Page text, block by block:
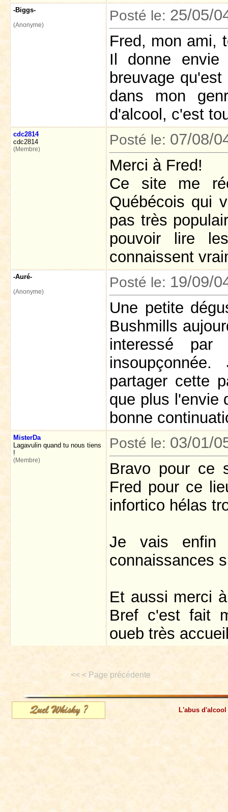
-Biggs-
(Anonyme)
Posté le: 25/05/
Fred, mon ami,
Il donne
breuvage
dans mon
d'alcool, c'est
cdc2814
cdc2814
(Membre)
Posté le: 07/08/
Merci à Fred!
Ce site me
Québécois qui
pas très
pouvoir lire
connaissent
-Auré-
(Anonyme)
Posté le: 19/09/
Une petite
Bushmills
interessé
partager cette
que plus l'envie
bonne
MisterDa
Lagavulin quand tu nous tiens
!
(Membre)
Posté le: 03/01/
Bravo pour ce
Fred pour ce
infortico hélas
Je vais enfin
connaissances
Et aussi merci
Bref c'est fait
oueb très
<< < Page précédente
L'abus